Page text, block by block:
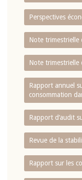
Perspectives
Note trimestrielle
Note trimestrielle
Rapport annuel
consommation
Rapport d‘audit
Revue de la
Rapport sur les